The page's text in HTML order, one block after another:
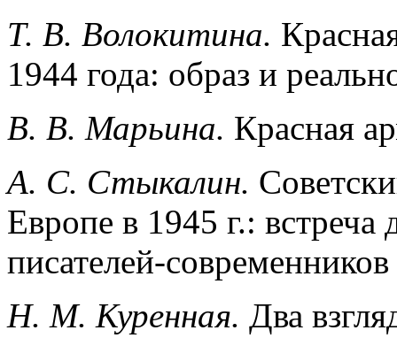
Т. В. Волокитина.
1944 года: образ и
В. В. Марьина. Красная
А. С. Стыкалин.
Европе в 1945 г.: встреча
писателей-современников
Н. М. Куренная. Два